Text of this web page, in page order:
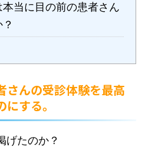
当に目の前の患者さん
んの受診体験を最高
にする。
げたのか？